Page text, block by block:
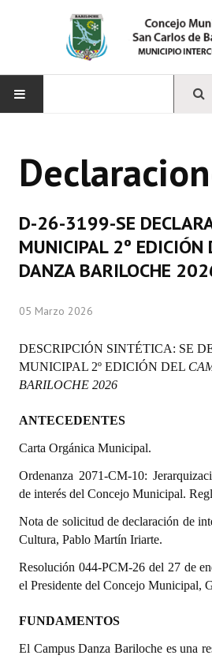
CONCEJO
Integrantes del Concejo
Comisiones Permanentes
Comisiones Especiales
Concejales Mandato Cumplido
Programas
Constitución Nacional
Constitución Provincial
Reglamento Interno
Digesto
D-26-3199-SE
MUNICIPAL 2º EDICIÓN
DANZA BARILOCHE
05 Marzo 2026
DESCRIPCIÓN SINTÉTICA: SE
MUNICIPAL 2º EDICIÓN DEL
BARILOCHE 2026
ANTECEDENTES
Carta Orgánica Municipal.
Ordenanza 2071-CM-10:
de interés del Concejo Municipal.
Nota de solicitud de declaración de
Cultura, Pablo Martín Iriarte.
Resolución 044-PCM-26 del 27 de
el Presidente del Concejo Municipal,
FUNDAMENTOS
El Campus Danza Bariloche es una